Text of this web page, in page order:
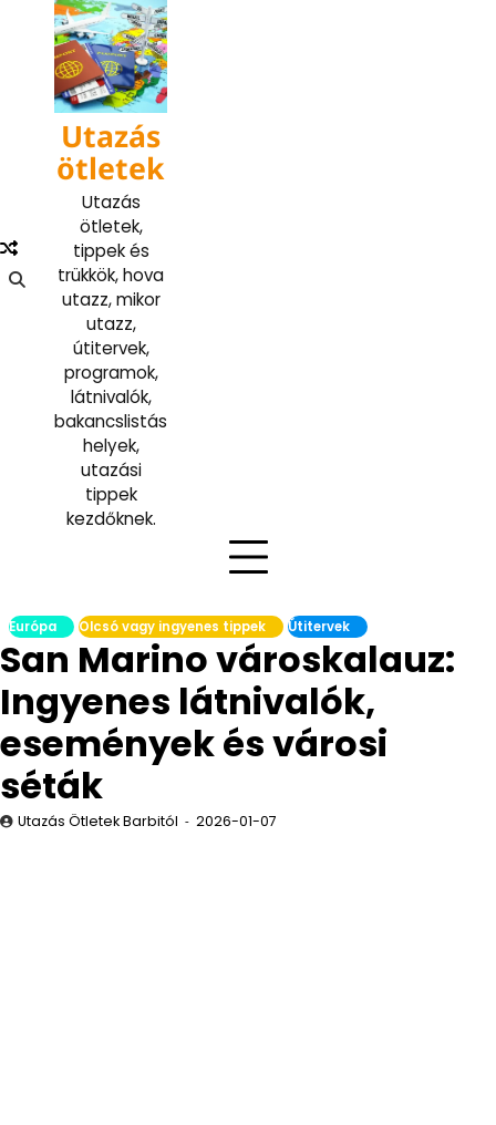
content
Utazás
ötletek
Utazás
ötletek,
tippek és
trükkök, hova
utazz, mikor
utazz,
útitervek,
programok,
látnivalók,
bakancslistás
helyek,
utazási
tippek
kezdőknek.
Európa Olcsó vagy ingyenes tippek Útitervek
San Marino városkalauz:
Ingyenes látnivalók,
események és városi
séták
Utazás Ötletek Barbitól 2026-01-07